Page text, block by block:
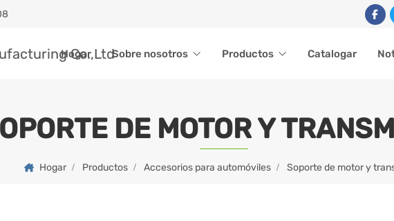
Hogar Sobre nosotros Productos Catalogar
DE MOTOR Y
Hogar Productos Accesorios para automóviles Soporte de motor y